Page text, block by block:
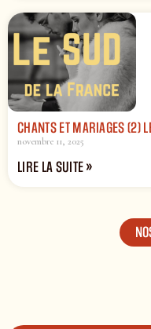
CHANTS ET MARIAGES (2)
novembre 11, 2025
LIRE LA SUITE »